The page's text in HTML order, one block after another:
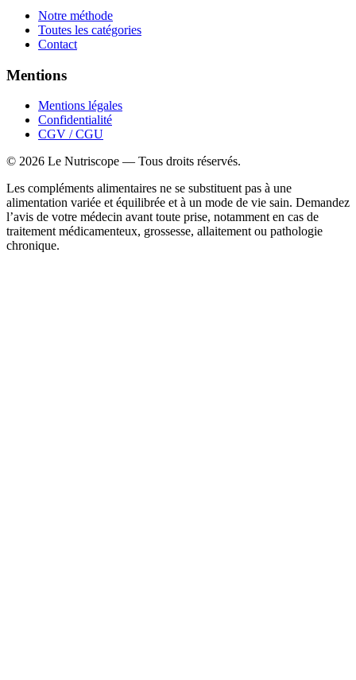
Notre méthode
Toutes les catégories
Contact
Mentions
Mentions légales
Confidentialité
CGV / CGU
© 2026 Le Nutriscope — Tous droits réservés.
Les compléments alimentaires ne se substituent pas à une
alimentation variée et équilibrée et à un mode de vie sain. Demandez
l’avis de votre médecin avant toute prise, notamment en cas de
traitement médicamenteux, grossesse, allaitement ou pathologie
chronique.